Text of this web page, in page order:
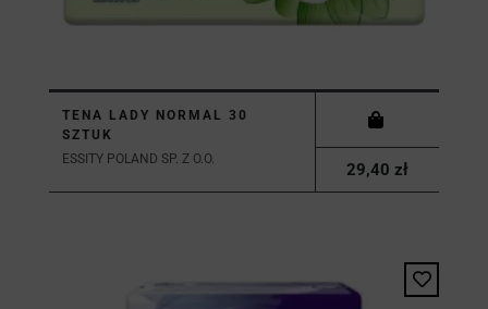
TENA LADY NORMAL 30
SZTUK
ESSITY POLAND SP. Z O.O.
29,40 zł